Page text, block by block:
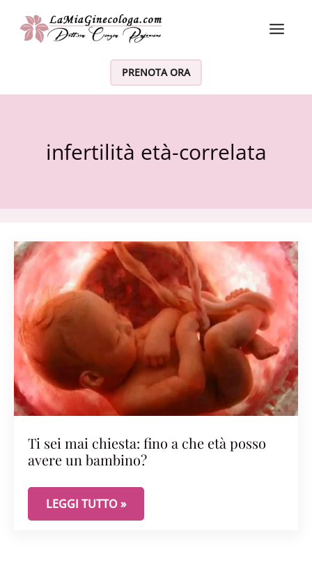
Vai al contenuto
PRENOTA ORA
infertilità età-correlata
Ti sei mai chiesta: fino a che età posso
avere un bambino?
TI SEI MAI CHIESTA: FINO A CHE ETÀ POSSO
LEGGI TUTTO »